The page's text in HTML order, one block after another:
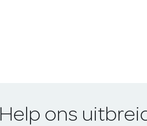
Help ons